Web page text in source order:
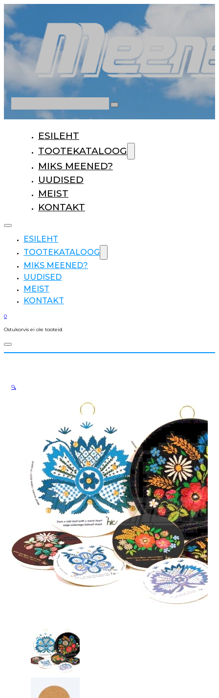
ESILEHT
TOOTEKATALOOG
MIKS MEENED?
UUDISED
MEIST
KONTAKT
ESILEHT
TOOTEKATALOOG
MIKS MEENED?
UUDISED
MEIST
KONTAKT
0
Ostukorvis ei ole tooteid.
🔍